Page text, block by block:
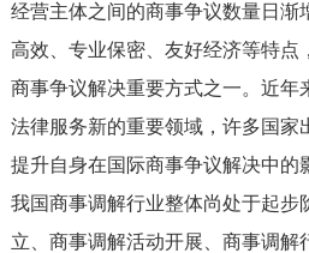
经营主体之间的商事争议数量日渐
高效、专业保密、友好经济等特点
商事争议解决重要方式之一。近年
法律服务新的重要领域，许多国家
提升自身在国际商事争议解决中的
我国商事调解行业整体尚处于起步
立、商事调解活动开展、商事调解